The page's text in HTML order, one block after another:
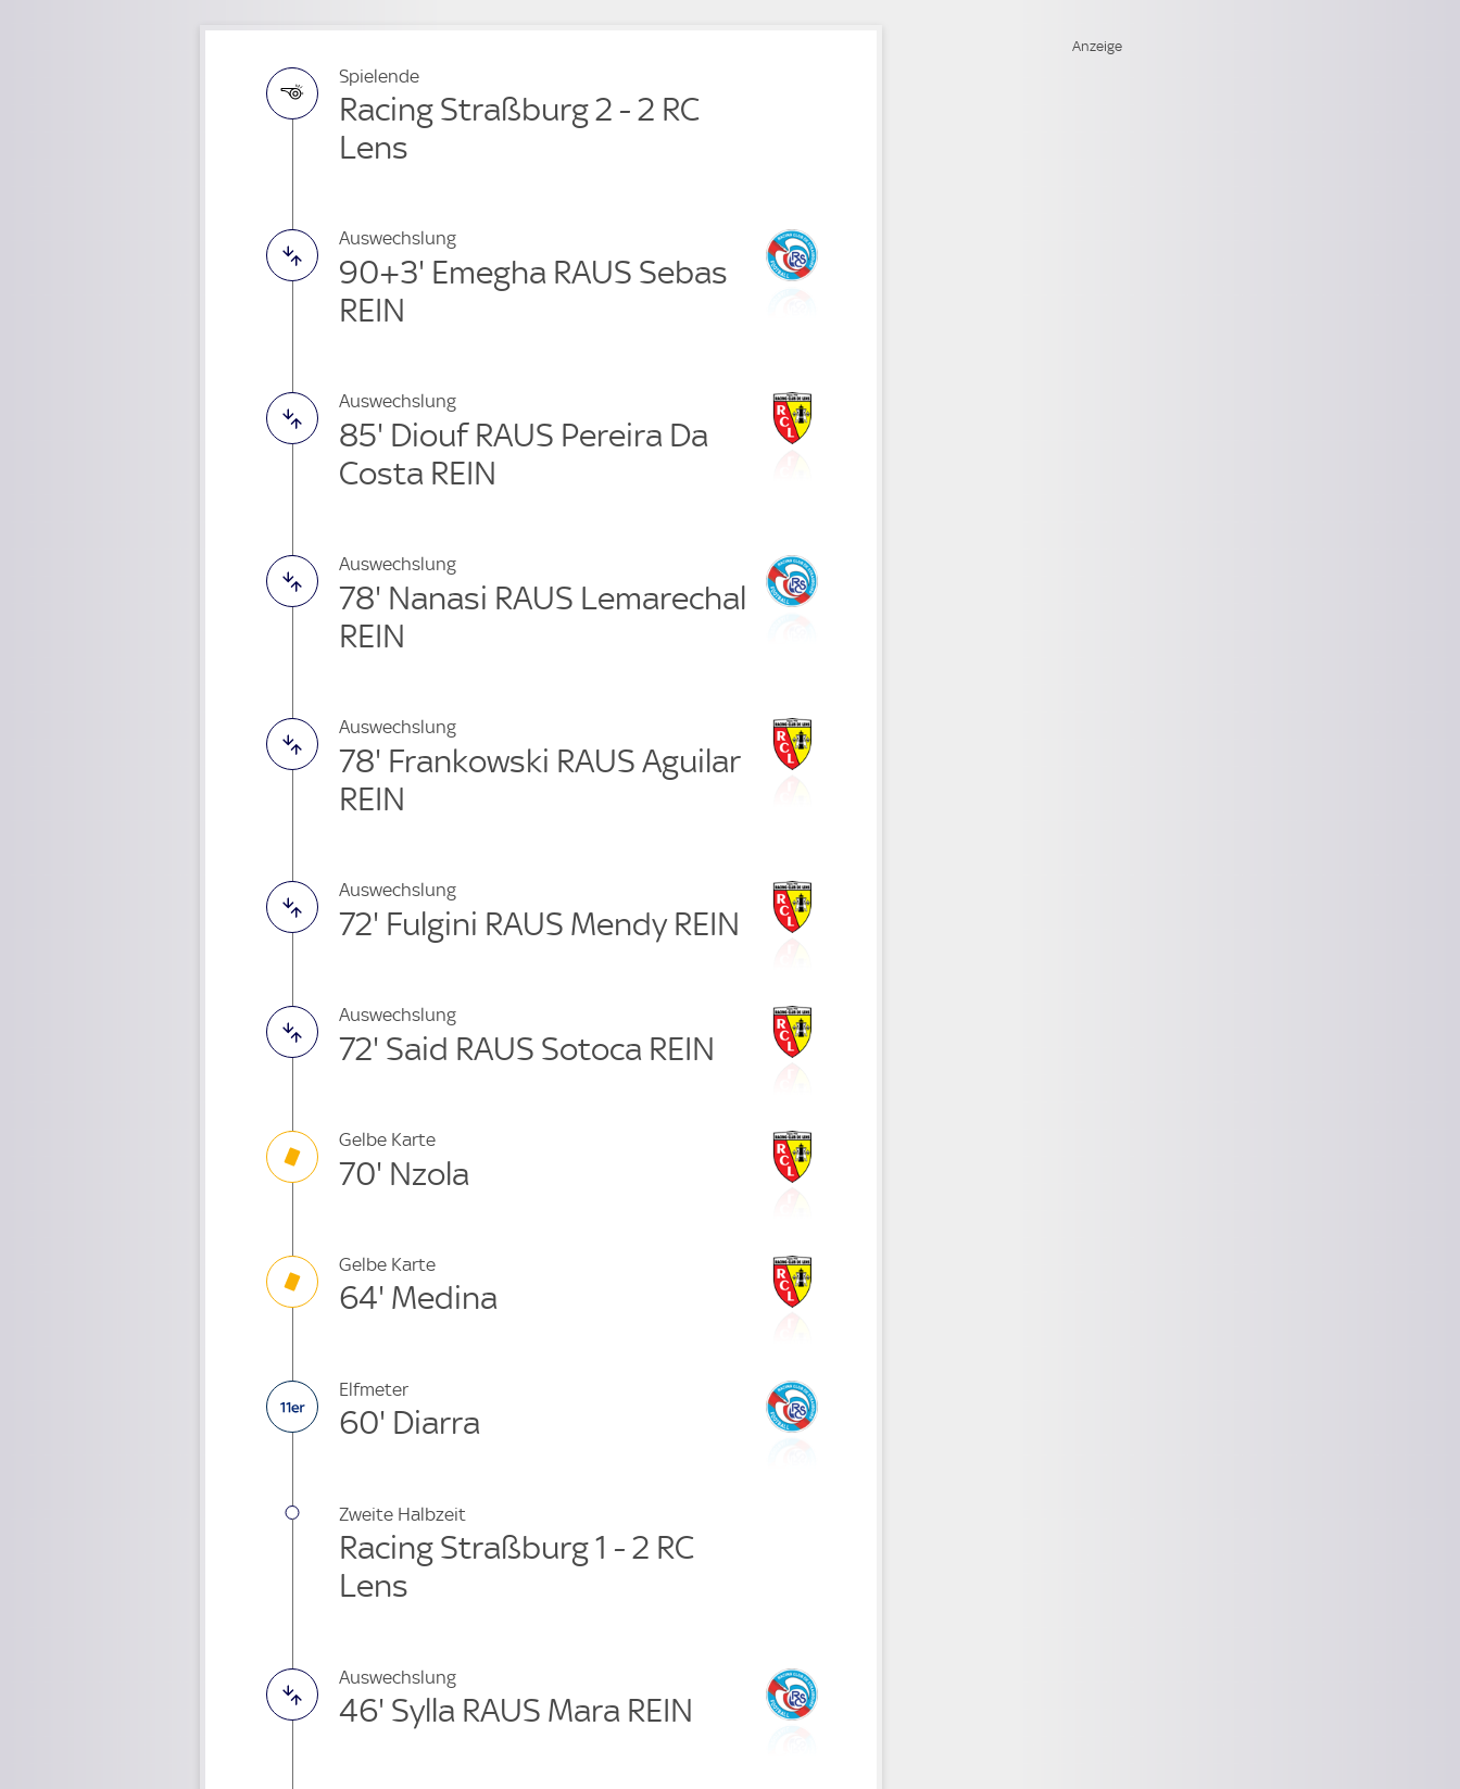
Spielende
Racing Straßburg 2 - 2 RC
Lens
Auswechslung
90+3' Emegha RAUS Sebas
REIN
Auswechslung
85' Diouf RAUS Pereira Da
Costa REIN
Auswechslung
78' Nanasi RAUS Lemarechal
REIN
Auswechslung
78' Frankowski RAUS Aguilar
REIN
Auswechslung
72' Fulgini RAUS Mendy REIN
Auswechslung
72' Said RAUS Sotoca REIN
Gelbe Karte
70' Nzola
Gelbe Karte
64' Medina
Elfmeter
60' Diarra
Zweite Halbzeit
Racing Straßburg 1 - 2 RC
Lens
Auswechslung
46' Sylla RAUS Mara REIN